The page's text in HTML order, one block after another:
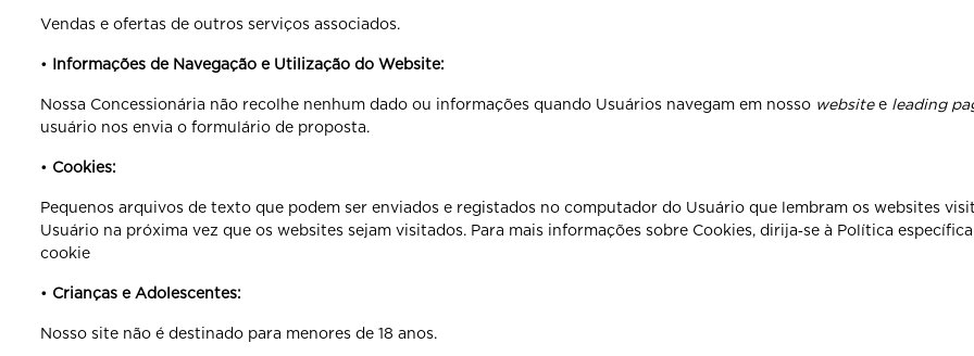
Vendas e ofertas de outros serviços associados.
• Informações de Navegação e Utilização do Website:
Nossa Concessionária não recolhe nenhum dado ou informações quando Usuários navegam em nosso websitee leading
usuário nos envia o formulário de proposta.
• Cookies:
Pequenos arquivos de texto que podem ser enviados e registados no computador do Usuário que lembram os websites
Usuário na próxima vez que os websites sejam visitados. Para mais informações sobre Cookies, dirija‐se à Política
cookie
• Crianças e Adolescentes:
Nosso site não é destinado para menores de 18 anos.